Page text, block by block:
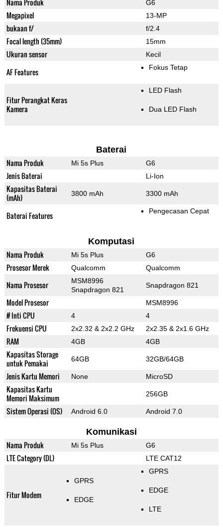
Nama Produk G6
Megapixel 13-MP
bukaan f/ f/2.4
Focal length (35mm) 15mm
Ukuran sensor Kecil
AF Features Fokus Tetap
Fitur Perangkat Keras
Kamera
LED Flash
Dua LED Flash
Baterai
Nama Produk Mi 5s Plus G6
Jenis Baterai Li-Ion
Kapasitas Baterai
(mAh)
3800 mAh 3300 mAh
Baterai Features Pengecasan Cepat
Komputasi
Nama Produk Mi 5s Plus G6
Prosesor Merek Qualcomm Qualcomm
Nama Prosesor
MSM8996
Snapdragon 821
Snapdragon 821
Model Prosesor MSM8996
# Inti CPU 4 4
Frekuensi CPU 2x2.32 & 2x2.2 GHz 2x2.35 & 2x1.6 GHz
RAM 4GB 4GB
Kapasitas Storage
untuk Pemakai
64GB 32GB/64GB
Jenis Kartu Memori None MicroSD
Kapasitas Kartu
Memori Maksimum
256GB
Sistem Operasi (OS) Android 6.0 Android 7.0
Komunikasi
Nama Produk Mi 5s Plus G6
LTE Category (DL) LTE CAT12
Fitur Modem
GPRS
EDGE
GPRS
EDGE
LTE